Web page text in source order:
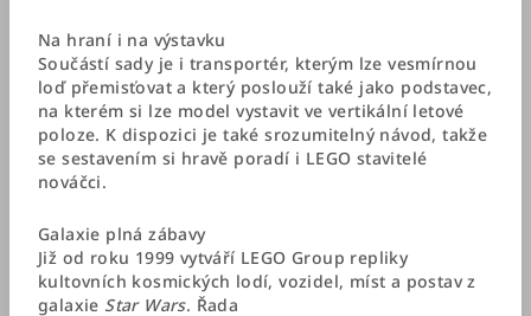
Na hraní i na výstavku
Součástí sady je i transportér, kterým lze vesmírnou
loď přemisťovat a který poslouží také jako podstavec,
na kterém si lze model vystavit ve vertikální letové
poloze. K dispozici je také srozumitelný návod, takže
se sestavením si hravě poradí i LEGO stavitelé
nováčci.
Galaxie plná zábavy
Již od roku 1999 vytváří LEGO Group repliky
kultovních kosmických lodí, vozidel, míst a postav z
galaxie Star Wars. Řada